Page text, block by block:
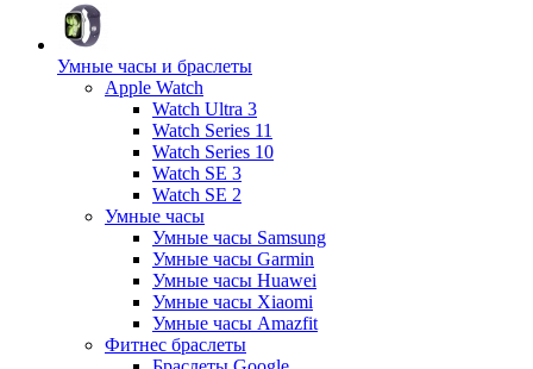
Умные часы и браслеты
Apple Watch
Watch Ultra 3
Watch Series 11
Watch Series 10
Watch SE 3
Watch SE 2
Умные часы
Умные часы Samsung
Умные часы Garmin
Умные часы Huawei
Умные часы Xiaomi
Умные часы Amazfit
Фитнес браслеты